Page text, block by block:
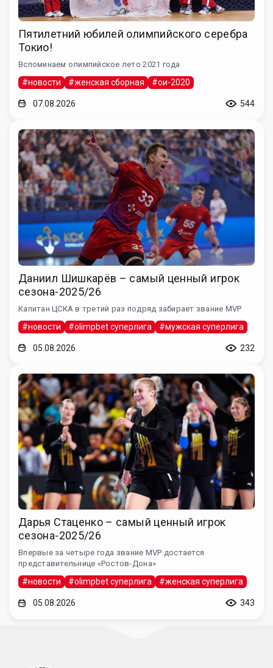
Пятилетний юбилей олимпийского серебра
Токио!
Вспоминаем олимпийское лето 2021 года
#новости #женская сборная #ои-2020
07.08.2026 544
Даниил Шишкарёв – самый ценный игрок
сезона-2025/26
Капитан ЦСКА в третий раз подряд забирает звание MVP
#новости #olimpbet суперлига #мужская суперлига
05.08.2026 232
Дарья Стаценко – самый ценный игрок
сезона-2025/26
Впервые за четыре года звание MVP достается
представительнице «Ростов-Дона»
#новости #olimpbet суперлига #женская суперлига
05.08.2026 343